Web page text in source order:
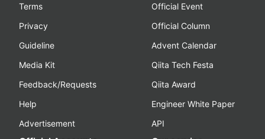
Terms
Privacy
Guideline
Media Kit
Feedback/Requests
Help
Advertisement
Official Event
Official Column
Advent Calendar
Qiita Tech Festa
Qiita Award
Engineer White Paper
API